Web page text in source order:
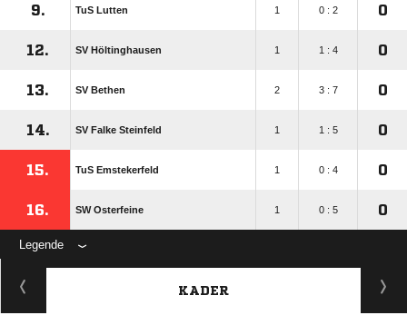
9. TuS Lutten 1 0 : 2 0
12. SV Höltinghausen 1 1 : 4 0
13. SV Bethen 2 3 : 7 0
14. SV Falke Steinfeld 1 1 : 5 0
15. TuS Emstekerfeld 1 0 : 4 0
16. SW Osterfeine 1 0 : 5 0
Legende
KADER